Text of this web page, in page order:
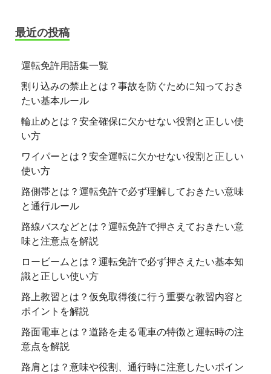
最近の投稿
運転免許用語集一覧
割り込みの禁止とは？事故を防ぐために知っておき
たい基本ルール
輪止めとは？安全確保に欠かせない役割と正しい使
い方
ワイパーとは？安全運転に欠かせない役割と正しい
使い方
路側帯とは？運転免許で必ず理解しておきたい意味
と通行ルール
路線バスなどとは？運転免許で押さえておきたい意
味と注意点を解説
ロービームとは？運転免許で必ず押さえたい基本知
識と正しい使い方
路上教習とは？仮免取得後に行う重要な教習内容と
ポイントを解説
路面電車とは？道路を走る電車の特徴と運転時の注
意点を解説
路肩とは？意味や役割、通行時に注意したいポイン